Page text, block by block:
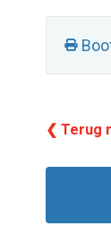
❮ Terug